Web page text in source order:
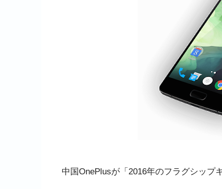
中国OnePlusが「2016年のフラグシップ